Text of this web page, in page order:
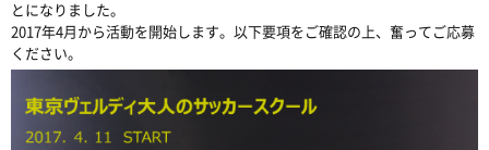
とになりました。
2017年4月から活動を開始します。以下要項をご確認の上、奮ってご応募
ください。